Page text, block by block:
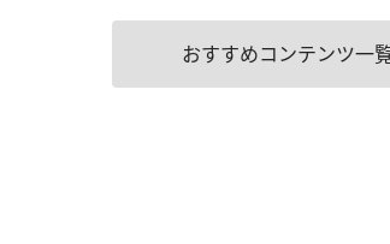
おすすめコンテンツ一